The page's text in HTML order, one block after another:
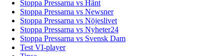
Stoppa Pressarna vs Hänt
Stoppa Pressarna vs Newsner
Stoppa Pressarna vs Nöjeslivet
Stoppa Pressarna vs Nyheter24
Stoppa Pressarna vs Svensk Dam
Test VI-player